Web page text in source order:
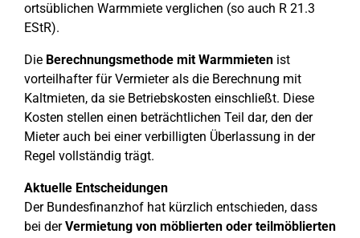
ortsüblichen Warmmiete verglichen (so auch R 21.3
EStR).
Die Berechnungsmethode mit Warmmieten ist
vorteilhafter für Vermieter als die Berechnung mit
Kaltmieten, da sie Betriebskosten einschließt. Diese
Kosten stellen einen beträchtlichen Teil dar, den der
Mieter auch bei einer verbilligten Überlassung in der
Regel vollständig trägt.
Aktuelle Entscheidungen
Der Bundesfinanzhof hat kürzlich entschieden, dass
bei derVermietung von möblierten oder teilmöblierten